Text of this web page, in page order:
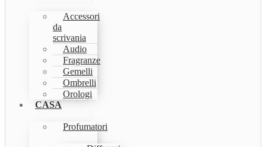
Accessori
da
scrivania
Audio
Fragranze
Gemelli
Ombrelli
Orologi
CASA
Profumatori